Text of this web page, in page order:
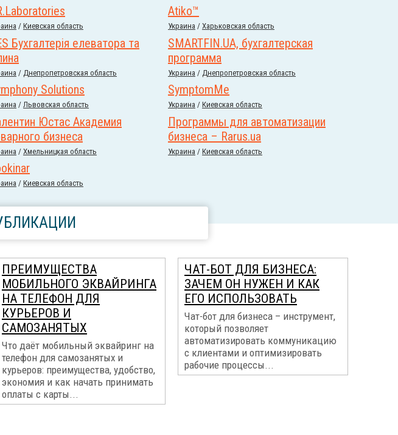
/ Киевская область
Atiko™
Украина / Харьковская область
Бухгалтерія елеватора та
/ Днепропетровская область
SMARTFIN.UA, бухгалтерская
программа
Украина / Днепропетровская область
Solutions
/ Львовская область
SymptomMe
Украина / Киевская область
Юстас Академия
бизнеса
/ Хмельницкая область
Программы для автоматизации
бизнеса – Rarus.ua
Украина / Киевская область
/ Киевская область
ПРЕИМУЩЕСТВА
МОБИЛЬНОГО ЭКВАЙРИНГА
НА ТЕЛЕФОН ДЛЯ
КУРЬЕРОВ И
САМОЗАНЯТЫХ
Что даёт мобильный эквайринг на
телефон для самозанятых и
курьеров: преимущества, удобство,
экономия и как начать принимать
оплаты с карты...
ЧАТ-БОТ ДЛЯ БИЗНЕСА:
ЗАЧЕМ ОН НУЖЕН И КАК
ЕГО ИСПОЛЬЗОВАТЬ
Чат-бот для бизнеса – инструмент,
который позволяет
автоматизировать коммуникацию
с клиентами и оптимизировать
рабочие процессы...